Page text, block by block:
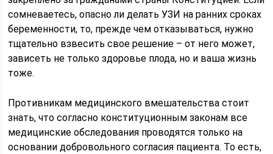
сомневаетесь, опасно ли делать УЗИ на ранних сроках
беременности, то, прежде чем отказываться, нужно
тщательно взвесить свое решение – от него может,
зависеть не только здоровье плода, но и ваша жизнь
тоже.
Противникам медицинского вмешательства стоит
знать, что согласно конституционным законам все
медицинские обследования проводятся только на
основании добровольного согласия пациента. То есть,